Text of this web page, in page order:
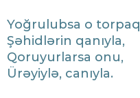
​Yoğrulubsa o torpaq
Şəhidlərin qanıyla,
Qoruyurlarsa onu,
Ürəyiylə, canıyla.